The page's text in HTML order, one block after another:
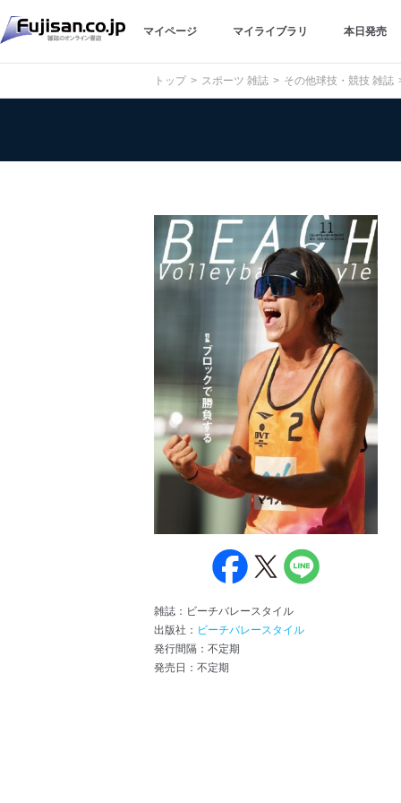
マイページ マイライブラリ 本日発売
トップ スポーツ 雑誌 その他球技・競技 雑誌
雑誌：ビーチバレースタイル
出版社： ビーチバレースタイル
発行間隔：不定期
発売日：不定期